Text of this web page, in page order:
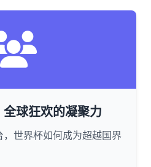
球狂欢的凝聚力
世界杯如何成为超越国界